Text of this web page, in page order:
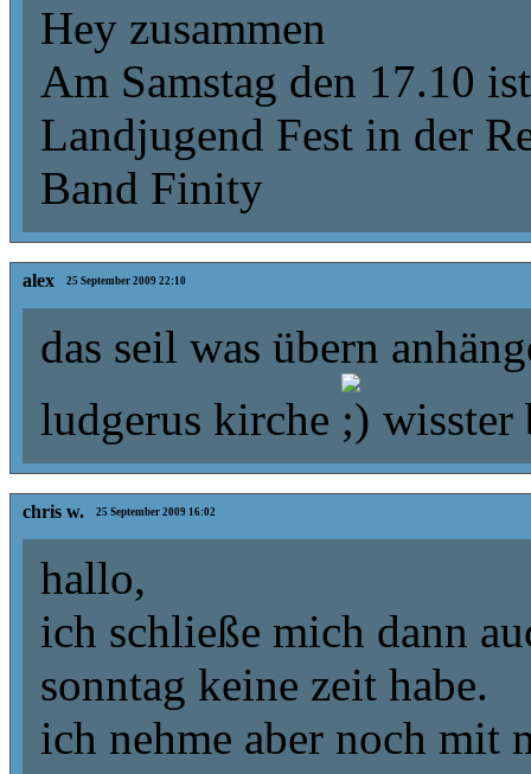
Hey zusammen
Am Samstag den 17.10
Landjugend Fest in der
Band Finity
alex 25 September 2009 22:10
das seil was übern
ludgerus kirche
wisster
chris w. 25 September 2009 16:02
hallo,
ich schließe mich dann
sonntag keine zeit habe.
ich nehme aber noch mit